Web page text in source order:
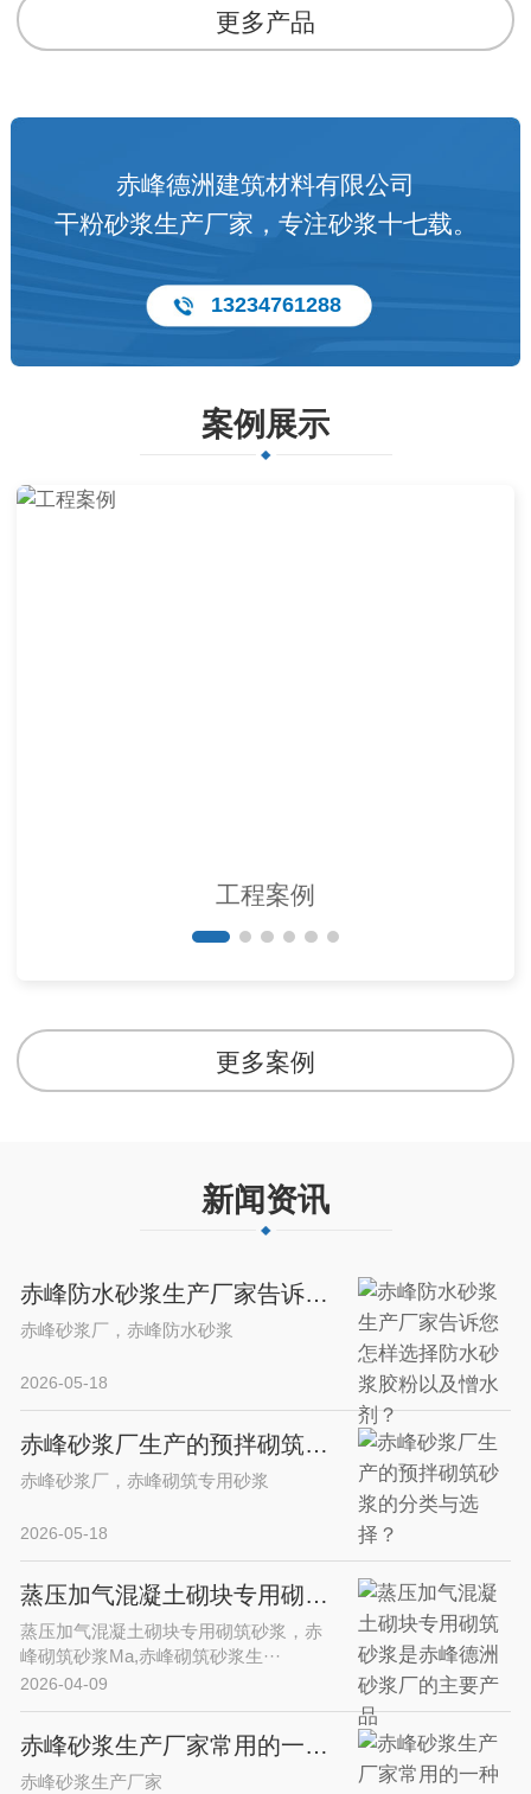
更多产品
赤峰德洲建筑材料有限公司
干粉砂浆生产厂家，专注砂浆十七载。
13234761288
案例展示
工程案例
更多案例
新闻资讯
赤峰防水砂浆生产厂家告诉您怎样选择防水砂浆胶粉以及憎水剂？
赤峰砂浆厂，赤峰防水砂浆
2026-05-18
赤峰砂浆厂生产的预拌砌筑砂浆的分类与选择？
赤峰砂浆厂，赤峰砌筑专用砂浆
2026-05-18
蒸压加气混凝土砌块专用砌筑砂浆是赤峰德洲砂浆厂的主要产品
蒸压加气混凝土砌块专用砌筑砂浆，赤
峰砌筑砂浆Ma,赤峰砌筑砂浆生···
2026-04-09
赤峰砂浆生产厂家常用的一种提高水泥砂浆早期强度的常用添加剂-甲酸钙
赤峰砂浆生产厂家